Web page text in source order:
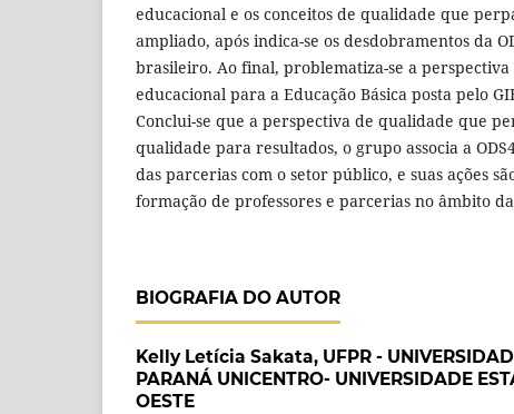
educacional e os conceitos de qualidade que
ampliado, após indica-se os desdobramentos da
brasileiro. Ao final, problematiza-se a
educacional para a Educação Básica posta pelo
Conclui-se que a perspectiva de qualidade que
qualidade para resultados, o grupo associa a
das parcerias com o setor público, e suas ações
formação de professores e parcerias no âmbito
BIOGRAFIA DO AUTOR
Kelly Letícia Sakata, UFPR -
PARANÁ UNICENTRO- UNIVERSIDADE
OESTE